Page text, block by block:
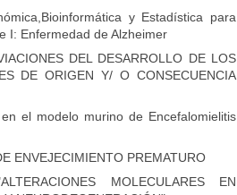
y Estadística para
I: Enfermedad de Alzheimer
DEL DESARROLLO DE LOS
DE ORIGEN Y/ O CONSECUENCIA
el modelo murino de Encefalomielitis
ENVEJECIMIENTO PREMATURO
MOLECULARES EN